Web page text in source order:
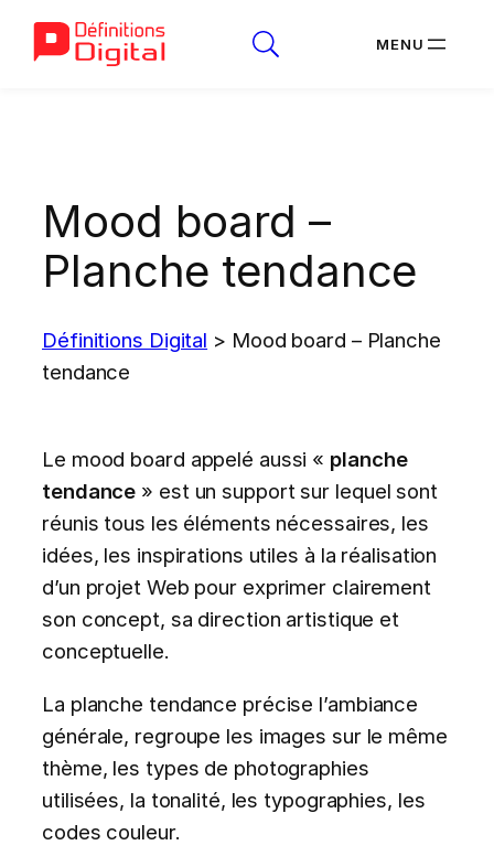
Mood board –
Planche tendance
Définitions Digital > Mood board – Planche
tendance
Le mood board appelé aussi « planche
tendance » est un support sur lequel sont
réunis tous les éléments nécessaires, les
idées, les inspirations utiles à la réalisation
d’un projet Web pour exprimer clairement
son concept, sa direction artistique et
conceptuelle.
La planche tendance précise l’ambiance
générale, regroupe les images sur le même
thème, les types de photographies
utilisées, la tonalité, les typographies, les
codes couleur.